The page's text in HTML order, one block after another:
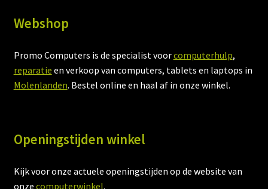
Webshop
Promo Computers is de specialist voorcomputerhulp,
reparatie en verkoop van computers, tablets en laptops in
Molenlanden. Bestel online en haal af in onze winkel.
Openingstijden winkel
Kijk voor onze actuele openingstijden op de website van
onze computerwinkel.